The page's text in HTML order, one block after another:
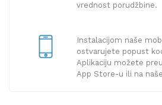
vrednost porudžbine.
Instalacijom naše
ostvarujete popust
Aplikaciju možete
App Store-u ili na